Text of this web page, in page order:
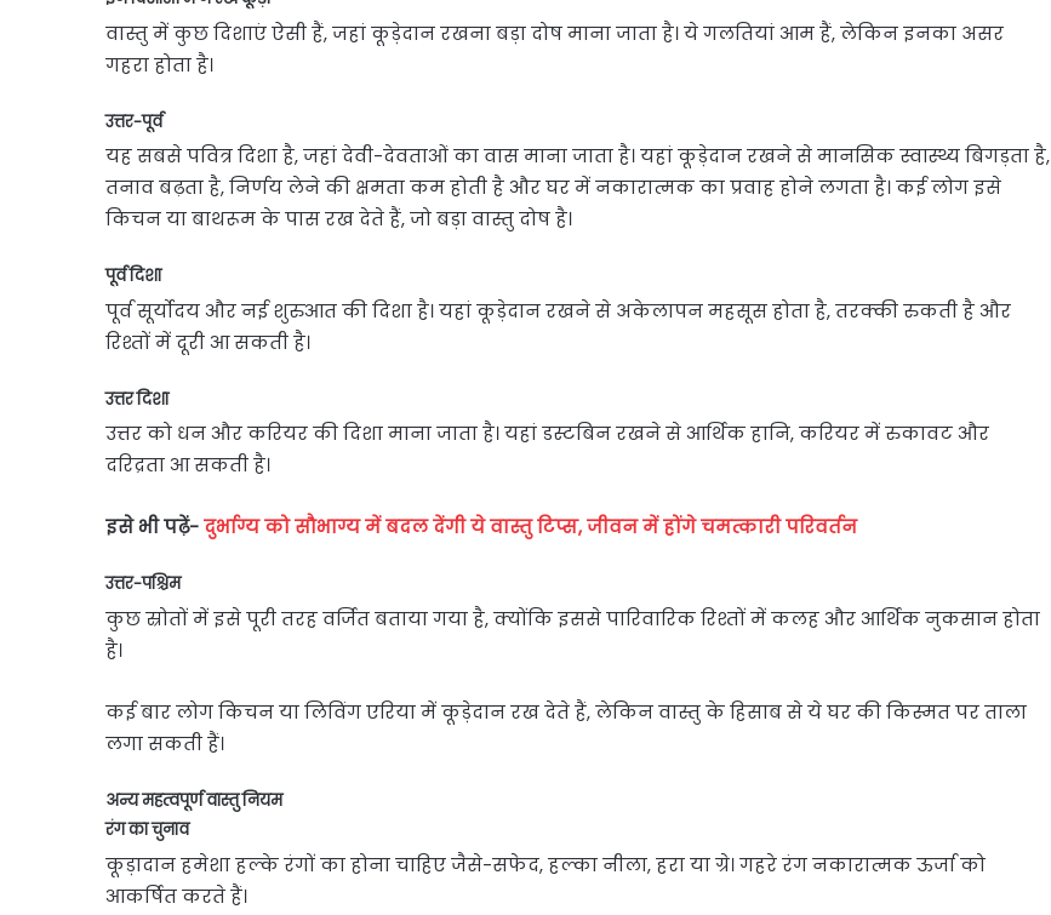
वास्तु में कुछ दिशाएं ऐसी हैं, जहां कूड़ेदान रखना बड़ा दोष माना जाता है। ये गलतियां आम हैं, लेकिन इनका असर
गहरा होता है।
उत्तर-पूर्व
यह सबसे पवित्र दिशा है, जहां देवी-देवताओं का वास माना जाता है। यहां कूड़ेदान रखने से मानसिक स्वास्थ्य बिगड़ता है,
तनाव बढ़ता है, निर्णय लेने की क्षमता कम होती है और घर में नकारात्मक का प्रवाह होने लगता है। कई लोग इसे
किचन या बाथरूम के पास रख देते हैं, जो बड़ा वास्तु दोष है।
पूर्व दिशा
पूर्व सूर्योदय और नई शुरुआत की दिशा है। यहां कूड़ेदान रखने से अकेलापन महसूस होता है, तरक्की रुकती है और
रिश्तों में दूरी आ सकती है।
उत्तर दिशा
उत्तर को धन और करियर की दिशा माना जाता है। यहां डस्टबिन रखने से आर्थिक हानि, करियर में रुकावट और
दरिद्रता आ सकती है।
इसे भी पढ़ें-दुर्भाग्य को सौभाग्य में बदल देंगी ये वास्तु टिप्स, जीवन में होंगे चमत्कारी परिवर्तन
उत्तर-पश्चिम
कुछ स्रोतों में इसे पूरी तरह वर्जित बताया गया है, क्योंकि इससे पारिवारिक रिश्तों में कलह और आर्थिक नुकसान होता
है।
कई बार लोग किचन या लिविंग एरिया में कूड़ेदान रख देते हैं, लेकिन वास्तु के हिसाब से ये घर की किस्मत पर ताला
लगा सकती हैं।
अन्य महत्वपूर्ण वास्तु नियम
रंग का चुनाव
कूड़ादान हमेशा हल्के रंगों का होना चाहिए जैसे-सफेद, हल्का नीला, हरा या ग्रे। गहरे रंग नकारात्मक ऊर्जा को
आकर्षित करते हैं।